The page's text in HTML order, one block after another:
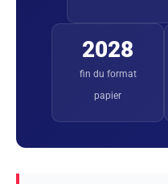
2028
fin du format
papier